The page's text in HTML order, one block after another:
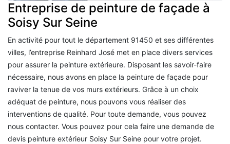
Entreprise de peinture de façade à
Soisy Sur Seine
En activité pour tout le département 91450 et ses différentes
villes, l’entreprise Reinhard José met en place divers services
pour assurer la peinture extérieure. Disposant les savoir-faire
nécessaire, nous avons en place la peinture de façade pour
raviver la tenue de vos murs extérieurs. Grâce à un choix
adéquat de peinture, nous pouvons vous réaliser des
interventions de qualité. Pour toute demande, vous pouvez
nous contacter. Vous pouvez pour cela faire une demande de
devis peinture extérieur Soisy Sur Seine pour votre projet.